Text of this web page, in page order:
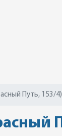
Путь, 153/4)